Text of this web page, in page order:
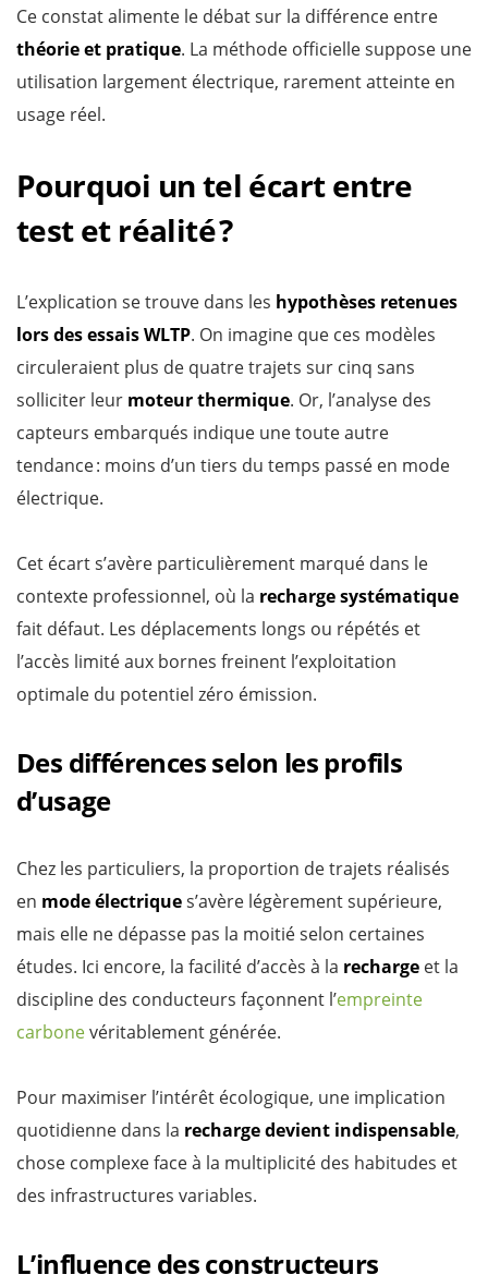
Ce constat alimente le débat sur la différence entre
théorie et pratique. La méthode officielle suppose une
utilisation largement électrique, rarement atteinte en
usage réel.
Pourquoi un tel écart entre
test et réalité ?
L’explication se trouve dans les hypothèses retenues
lors des essais WLTP. On imagine que ces modèles
circuleraient plus de quatre trajets sur cinq sans
solliciter leur moteur thermique. Or, l’analyse des
capteurs embarqués indique une toute autre
tendance : moins d’un tiers du temps passé en mode
électrique.
Cet écart s’avère particulièrement marqué dans le
contexte professionnel, où la recharge systématique
fait défaut. Les déplacements longs ou répétés et
l’accès limité aux bornes freinent l’exploitation
optimale du potentiel zéro émission.
Des différences selon les profils
d’usage
Chez les particuliers, la proportion de trajets réalisés
en mode électriques’avère légèrement supérieure,
mais elle ne dépasse pas la moitié selon certaines
études. Ici encore, la facilité d’accès à la recharge et la
discipline des conducteurs façonnent l’empreinte
carbonevéritablement générée.
Pour maximiser l’intérêt écologique, une implication
quotidienne dans la recharge devient indispensable,
chose complexe face à la multiplicité des habitudes et
des infrastructures variables.
L’influence des constructeurs